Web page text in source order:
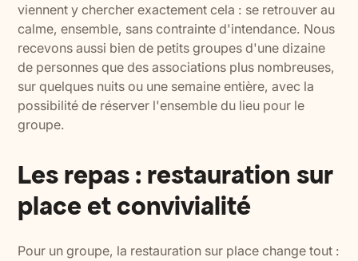
viennent y chercher exactement cela : se retrouver au
calme, ensemble, sans contrainte d'intendance. Nous
recevons aussi bien de petits groupes d'une dizaine
de personnes que des associations plus nombreuses,
sur quelques nuits ou une semaine entière, avec la
possibilité de réserver l'ensemble du lieu pour le
groupe.
Les repas : restauration sur
place et convivialité
Pour un groupe, la restauration sur place change tout :